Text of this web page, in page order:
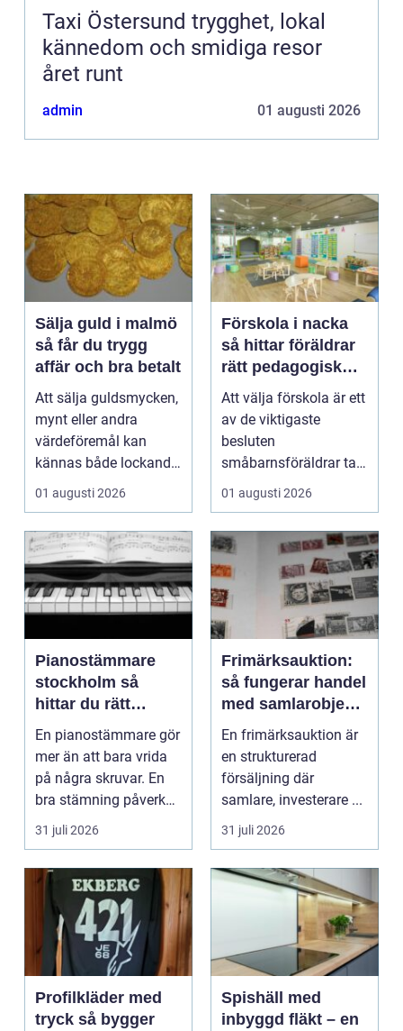
Taxi Östersund trygghet, lokal
kännedom och smidiga resor
året runt
admin 01 augusti 2026
Sälja guld i malmö
så får du trygg
affär och bra betalt
Att sälja guldsmycken,
mynt eller andra
värdeföremål kan
kännas både lockande
och osäkert på samma
01 augusti 2026
Förskola i nacka
så hittar föräldrar
rätt pedagogisk
trygghet
Att välja förskola är ett
av de viktigaste
besluten
småbarnsföräldrar tar.
Omsorg, trygghet,
pedagog...
01 augusti 2026
Pianostämmare
stockholm så
hittar du rätt
expert för ditt
piano
En pianostämmare gör
mer än att bara vrida
på några skruvar. En
bra stämning påverkar
hur pianot låt...
31 juli 2026
Frimärksauktion:
så fungerar handel
med samlarobjekt i
praktiken
En frimärksauktion är
en strukturerad
försäljning där
samlare, investerare ...
31 juli 2026
Profilkläder med
tryck så bygger
Spishäll med
inbyggd fläkt – en